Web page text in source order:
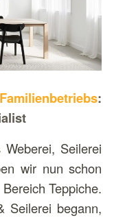
Familienbetriebs:
Seilerei
wir nun schon
Teppiche.
Seilerei begann,